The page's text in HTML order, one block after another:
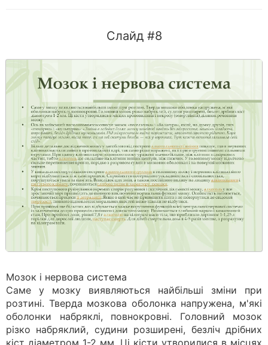
Слайд #8
Мозок і нервова система
Саме у мозку виявляються найбільші зміни при
розтині. Тверда мозкова оболонка напружена, м'які
оболонки набряклі, повнокровні. Головний мозок
різко набряклий, судини розширені, безліч дрібних
кіст діаметром 1-2 мм. Ці кісти утворилися в місцях